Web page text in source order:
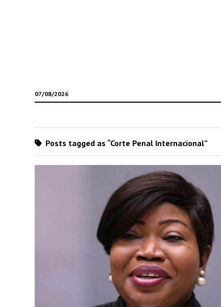
07/08/2026
Posts tagged as “Corte Penal Internacional”